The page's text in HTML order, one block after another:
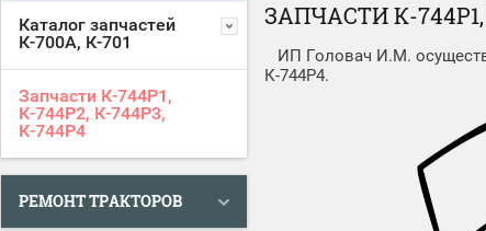
Каталог запчастей
К-700А, К-701
Запчасти К-744Р1,
К-744Р2, К-744Р3,
К-744Р4
РЕМОНТ ТРАКТОРОВ
ЗАПЧАСТИ К-744Р1,
ИП Головач И.М.
К-744Р4.